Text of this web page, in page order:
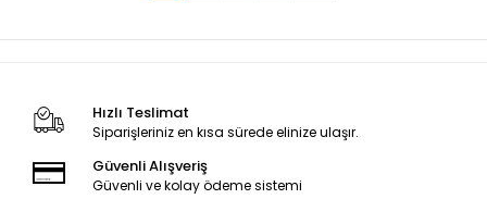
Hızlı Teslimat
Siparişleriniz en kısa sürede elinize ulaşır.
Güvenli Alışveriş
Güvenli ve kolay ödeme sistemi